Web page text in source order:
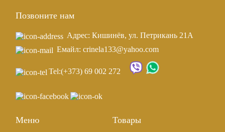
Позвоните нам
Адрес: Кишинёв, ул. Петрикань 21A
Емайл: crinela133@yahoo.com
Tel:(+373) 69 002 272
Меню Товары